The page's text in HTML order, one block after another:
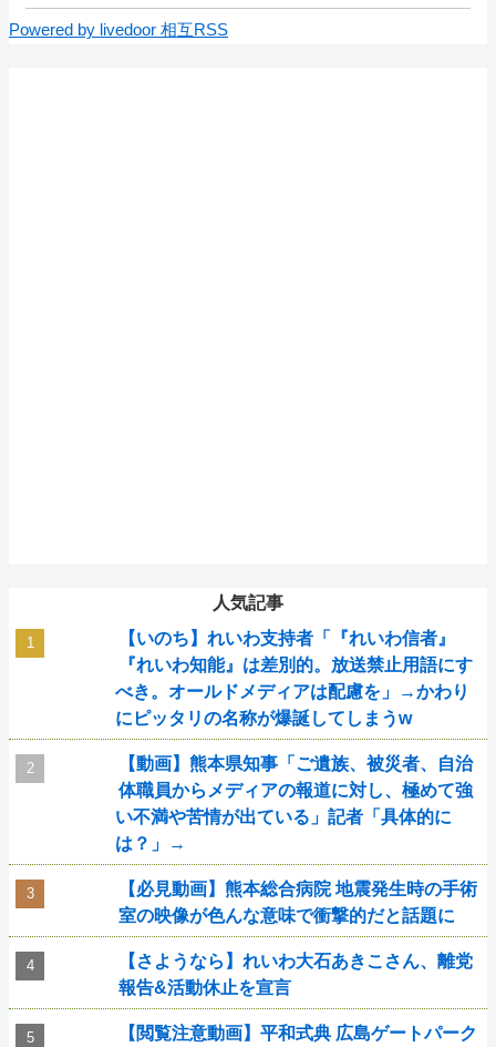
Powered by livedoor 相互RSS
人気記事
【いのち】れいわ支持者「『れいわ信者』
『れいわ知能』は差別的。放送禁止用語にす
べき。オールドメディアは配慮を」→かわり
にピッタリの名称が爆誕してしまうw
【動画】熊本県知事「ご遺族、被災者、自治
体職員からメディアの報道に対し、極めて強
い不満や苦情が出ている」記者「具体的に
は？」→
【必見動画】熊本総合病院 地震発生時の手術
室の映像が色んな意味で衝撃的だと話題に
【さようなら】れいわ大石あきこさん、離党
報告&活動休止を宣言
【閲覧注意動画】平和式典 広島ゲートパーク